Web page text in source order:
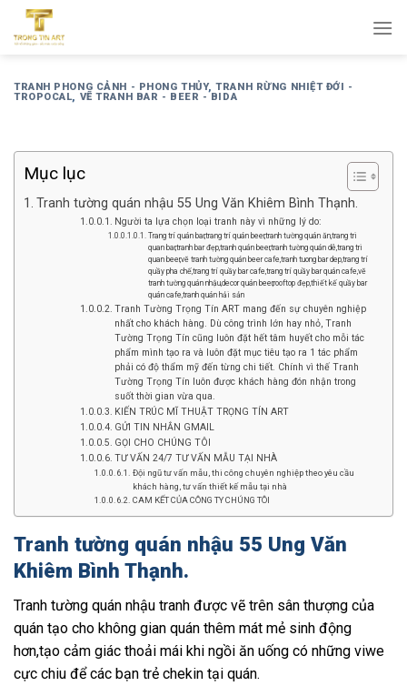
qua
dungTRANH PHONG CẢNH - PHONG THỦY,TRANH RỪNG NHIỆT ĐỚI -
TROPOCAL, VẼ TRANH BAR - BEER - BIDA
Mục lục
Tranh tường quán nhậu 55 Ung Văn Khiêm Bình Thạnh.
Người ta lựa chọn loại tranh này vì những lý do:
Trang trí quán bar,trang trí quán beer,tranh tường quán ăn,trang tri
quan bar,tranh bar đẹp,tranh quán beer,tranh tường quán dê,trang tri
quan beer,vẽ tranh tường quán beer cafe,tranh tuong bar dep,trang trí
quầy pha chế,trang trí quầy bar cafe,trang trí quầy bar quán cafe,vẽ
tranh tường quán nhậu,decor quán beer,rooftop đẹp,thiết kế quầy bar
quán cafe,tranh quán hải sản
Tranh Tường Trọng Tín ART mang đến sự chuyên nghiệp
nhất cho khách hàng. Dù công trình lớn hay nhỏ, Tranh
Tường Trọng Tín cũng luôn đặt hết tâm huyết cho mỗi tác
phẩm mình tạo ra và luôn đặt mục tiêu tạo ra 1 tác phẩm
phải có độ thẩm mỹ đến từng chi tiết. Chính vì thế Tranh
Tường Trọng Tín luôn được khách hàng đón nhận trong
suốt thời gian vừa qua.
KIẾN TRÚC MĨ THUẬT TRỌNG TÍN ART
GỬI TIN NHẮN GMAIL
GỌI CHO CHÚNG TÔI
TƯ VẤN 24/7 TƯ VẤN MẪU TẠI NHÀ
Đội ngũ tư vấn mẫu, thi công chuyên nghiệp theo yêu cầu
khách hàng, tư vấn thiết kế mẫu tại nhà
CAM KẾT CỦA CÔNG TY CHÚNG TÔI
Tranh tường quán nhậu 55 Ung Văn
Khiêm Bình Thạnh.
Tranh tường quán nhậu tranh được vẽ trên sân thượng của
quán tạo cho không gian quán thêm mát mẻ sinh động
hơn,tạo cảm giác thoải mái khi ngồi ăn uống có những viwe
cực chiu để các bạn trẻ chekin tại quán.